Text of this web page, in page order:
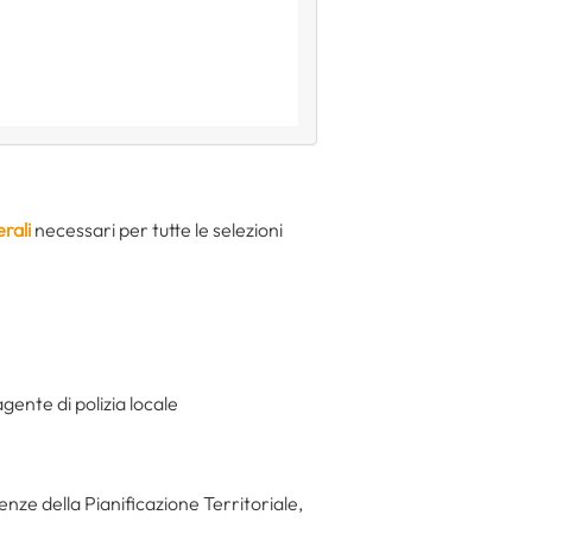
necessari per tutte le selezioni
di polizia locale
della Pianificazione Territoriale,